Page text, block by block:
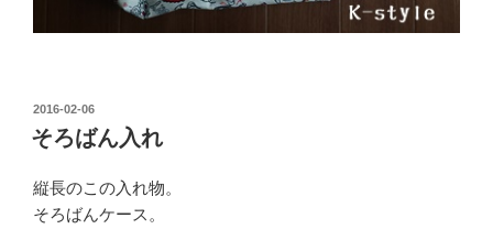
投
稿
日:
2016-02-06
そろばん入れ
縦長のこの入れ物。
そろばんケース。